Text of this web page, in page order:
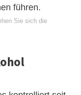
führen.
Sie sich die